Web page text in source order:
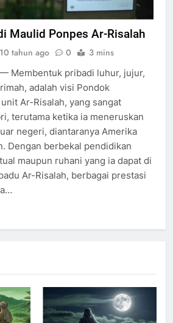
Maulid Ponpes Ar-Risalah
10 tahun ago 0 3 mins
Membentuk pribadi luhur, jujur,
adalah visi Pondok
Ar-Risalah, yang sangat
terutama ketika ia meneruskan
negeri, diantaranya Amerika
Dengan berbekal pendidikan
maupun ruhani yang ia dapat di
Ar-Risalah, berbagai prestasi